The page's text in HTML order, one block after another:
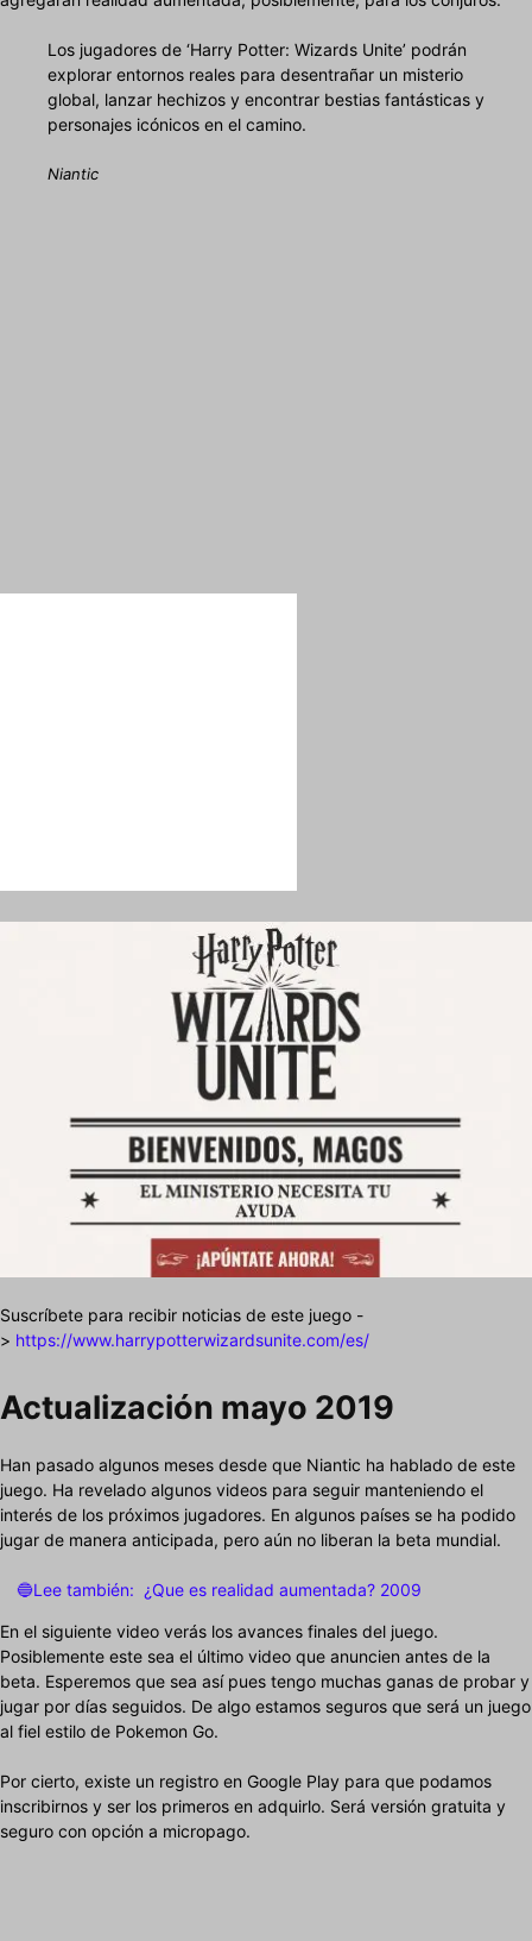
Los jugadores de ‘Harry Potter: Wizards Unite’ podrán
explorar entornos reales para desentrañar un misterio
global, lanzar hechizos y encontrar bestias fantásticas y
personajes icónicos en el camino.
Niantic
Suscríbete para recibir noticias de este juego -
> https://www.harrypotterwizardsunite.com/es/
Actualización mayo 2019
Han pasado algunos meses desde que Niantic ha hablado de este
juego. Ha revelado algunos videos para seguir manteniendo el
interés de los próximos jugadores. En algunos países se ha podido
jugar de manera anticipada, pero aún no liberan la beta mundial.
🔵Lee también: ¿Que es realidad aumentada? 2009
En el siguiente video verás los avances finales del juego.
Posiblemente este sea el último video que anuncien antes de la
beta. Esperemos que sea así pues tengo muchas ganas de probar y
jugar por días seguidos. De algo estamos seguros que será un juego
al fiel estilo de Pokemon Go.
Por cierto, existe un registro en Google Play para que podamos
inscribirnos y ser los primeros en adquirlo. Será versión gratuita y
seguro con opción a micropago.